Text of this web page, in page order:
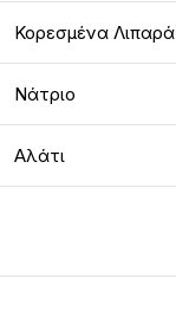
Κορεσμένα Λιπαρά
Νάτριο
Αλάτι